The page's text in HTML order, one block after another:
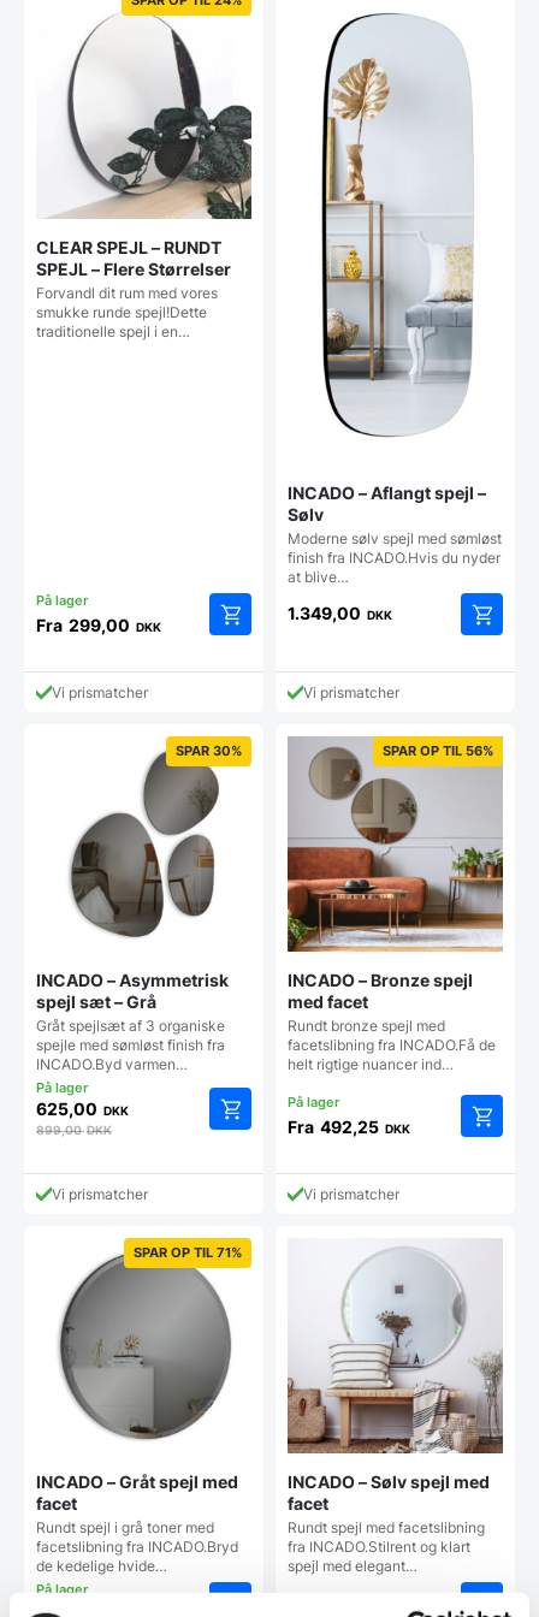
CLEAR SPEJL – RUNDT
SPEJL – Flere Størrelser
Forvandl dit rum med vores
smukke runde spejl!Dette
traditionelle spejl i en…
Fra 299,00 DKK
vare
varianter.
Mulighederne
kan
vælges
på
varesiden
Vi prismatcher
INCADO – Aflangt spejl –
Sølv
Moderne sølv spejl med sømløst
finish fra INCADO.Hvis du nyder
at blive…
1.349,00 DKK
Vi prismatcher
SPAR 30%
INCADO – Asymmetrisk
spejl sæt – Grå
Gråt spejlsæt af 3 organiske
spejle med sømløst finish fra
INCADO.Byd varmen…
625,00 DKK
899,00DKK
Vi prismatcher
SPAR OP TIL 56%
INCADO – Bronze spejl
med facet
Rundt bronze spejl med
facetslibning fra INCADO.Få de
helt rigtige nuancer ind…
Fra 492,25 DKK
vare
vælges
på
Vi prismatcher
SPAR OP TIL 71%
INCADO – Gråt spejl med
facet
Rundt spejl i grå toner med
facetslibning fra INCADO.Bryd
de kedelige hvide…
INCADO – Sølv spejl med
facet
Rundt spejl med facetslibning
fra INCADO.Stilrent og klart
spejl med elegant…